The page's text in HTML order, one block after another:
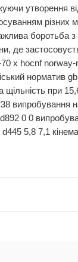
утворення
де
hocnf
при
0 0
5,8 7,1